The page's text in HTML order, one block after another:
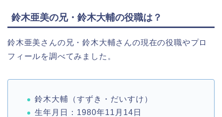
鈴木亜美の兄・鈴木大輔の役職は？
鈴木亜美さんの兄・鈴木大輔さんの現在の役職やプロ
フィールを調べてみました。
鈴木大輔（すずき・だいすけ）
生年月日：1980年11月14日